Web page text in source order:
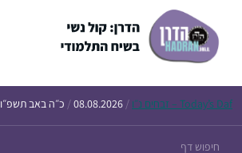
Today’s Daf – זבחים נ״ו /
08.08.2026
/ כ״ה באב תשפ״ו